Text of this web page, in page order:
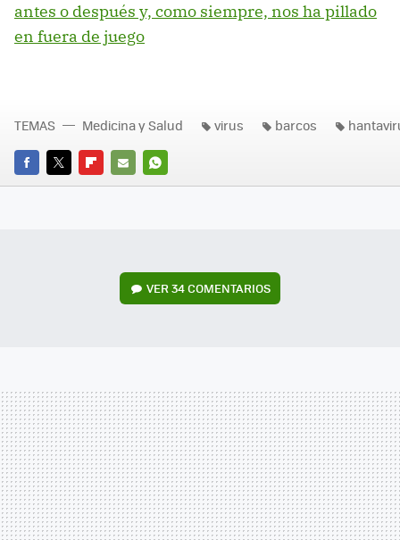
antes o después y, como siempre, nos ha pillado
en fuera de juego
FACEBOOK
TWITTERFLIPBOARD
E-
WHATSAPP
TEMAS Medicina y Salud virus barcos
VER34 COMENTARIOS